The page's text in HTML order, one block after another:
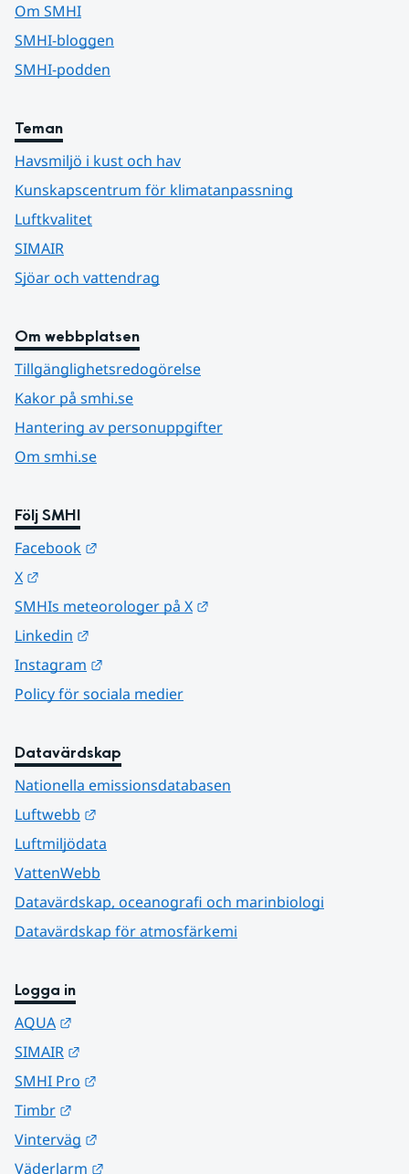
Om SMHI
SMHI-bloggen
SMHI-podden
Teman
Havsmiljö i kust och hav
Kunskapscentrum för klimatanpassning
Luftkvalitet
SIMAIR
Sjöar och vattendrag
Om webbplatsen
Tillgänglighetsredogörelse
Kakor på smhi.se
Hantering av personuppgifter
Om smhi.se
Följ SMHI
Facebook
X
SMHIs meteorologer på X
Linkedin
Instagram
Policy för sociala medier
Datavärdskap
Nationella emissionsdatabasen
Luftwebb
Luftmiljödata
VattenWebb
Datavärdskap, oceanografi och marinbiologi
Datavärdskap för atmosfärkemi
Logga in
AQUA
SIMAIR
SMHI Pro
Timbr
Vinterväg
Väderlarm